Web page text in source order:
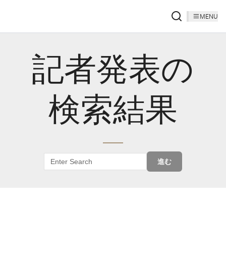
MENU
記者発表の
検索結果
進む